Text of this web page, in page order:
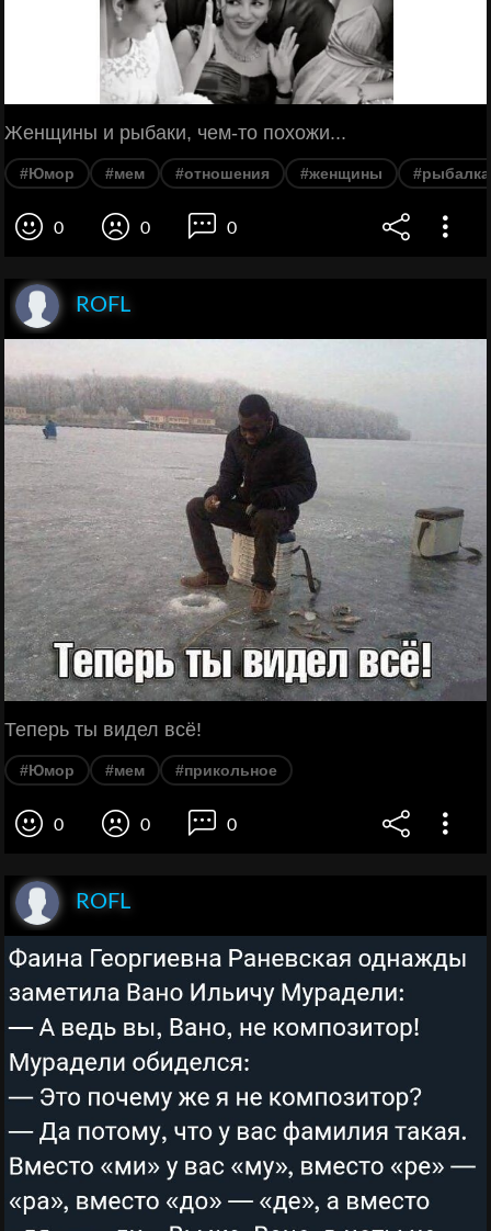
Женщины и рыбаки, чем-то похожи...
#Юмор #мем #отношения #женщины #рыбалка
0 0 0
ROFL
Теперь ты видел всё!
#Юмор #мем #прикольное
0 0 0
ROFL